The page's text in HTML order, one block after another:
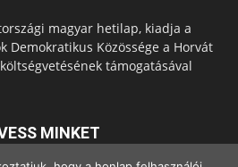
magyar hetilap, kiadja a
Demokratikus Közössége a Horvát
támogatásával
MINKET